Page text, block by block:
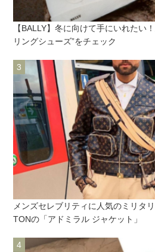
【BALLY】冬に向けて手にいれたい
リングシューズ”をチェック
メンズセレブリティに人気のミリタ
TONの「アドミラル ジャケット」